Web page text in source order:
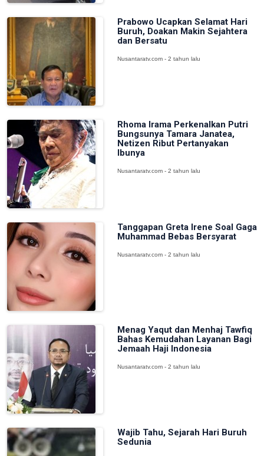
Prabowo Ucapkan Selamat Hari
Buruh, Doakan Makin Sejahtera
dan Bersatu
Nusantaratv.com - 2 tahun lalu
Rhoma Irama Perkenalkan Putri
Bungsunya Tamara Janatea,
Netizen Ribut Pertanyakan
Ibunya
Nusantaratv.com - 2 tahun lalu
Tanggapan Greta Irene Soal Gaga
Muhammad Bebas Bersyarat
Nusantaratv.com - 2 tahun lalu
Menag Yaqut dan Menhaj Tawfiq
Bahas Kemudahan Layanan Bagi
Jemaah Haji Indonesia
Nusantaratv.com - 2 tahun lalu
Wajib Tahu, Sejarah Hari Buruh
Sedunia